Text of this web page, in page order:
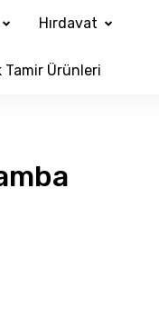
Hırdavat
Tamir Ürünleri